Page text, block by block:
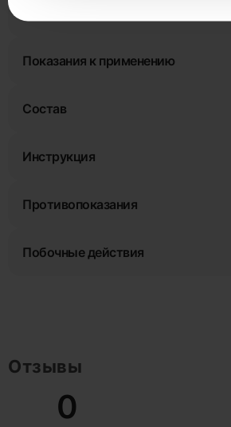
Показания к применению
Состав
Инструкция
Противопоказания
Побочные действия
0
Отзывы